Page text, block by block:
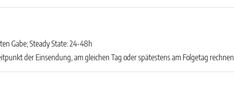
Gabe; Steady State: 24-48h
der Einsendung, am gleichen Tag oder spätestens am Folgetag rechnen